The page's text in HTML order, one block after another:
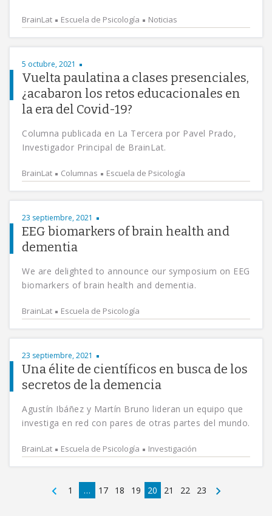
BrainLat Escuela de Psicología Noticias
5 octubre, 2021
Vuelta paulatina a clases presenciales,
¿acabaron los retos educacionales en
la era del Covid-19?
Columna publicada en La Tercera por Pavel Prado,
Investigador Principal de BrainLat.
BrainLat Columnas Escuela de Psicología
23 septiembre, 2021
EEG biomarkers of brain health and
dementia
We are delighted to announce our symposium on EEG
biomarkers of brain health and dementia.
BrainLat Escuela de Psicología
23 septiembre, 2021
Una élite de científicos en busca de los
secretos de la demencia
Agustín Ibáñez y Martín Bruno lideran un equipo que
investiga en red con pares de otras partes del mundo.
BrainLat Escuela de Psicología Investigación
1 … 17 18 19 20 21 22 23